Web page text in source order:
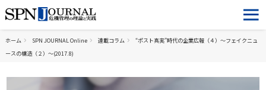
ホーム SPN JOURNAL Online 連載コラム
“ポスト真実”時代の企業広報（４）～フェイクニュ
ースの構造（２）～(2017.8)